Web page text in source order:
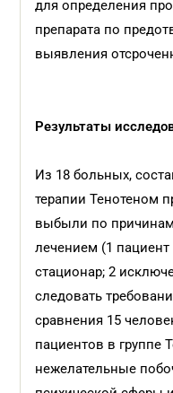
для определения
препарата по
выявления
Результаты
Из 18 больных,
терапии Тенотеном
выбыли по
лечением (1
стационар; 2
следовать
сравнения 15
пациентов в группе
нежелательные